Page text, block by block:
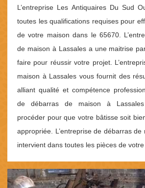
L’entreprise Les Antiquaires Du Sud
toutes les qualifications requises pour
de votre maison dans le 65670.
de maison à Lassales a une maitrise
faire pour réussir votre projet.
maison à Lassales vous fournit des
alliant qualité et compétence
de débarras de maison à
procéder pour que votre bâtisse soit
appropriée. L’entreprise de débarras de
intervient dans toutes les pièces de votre